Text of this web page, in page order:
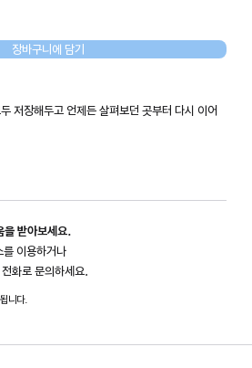
장바구니에 담기
저장해두고 언제든 살펴보던 곳부터 다시 이어
을 받아보세요.
를 이용하거나
전화로 문의하세요.
니다.